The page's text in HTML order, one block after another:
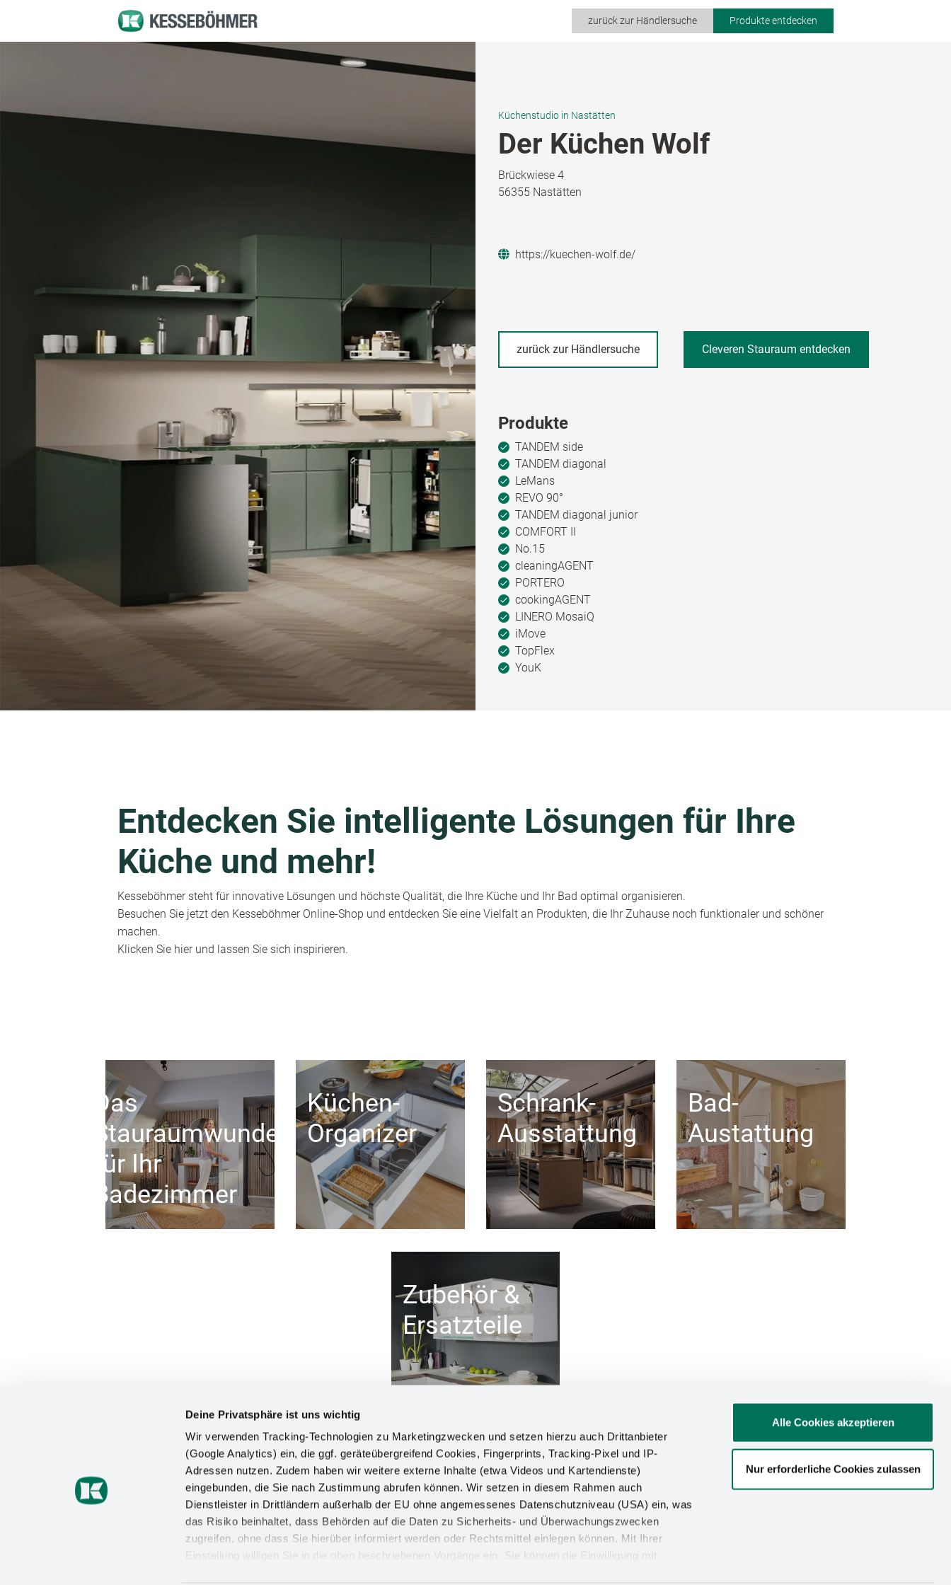
Deine Privatsphäre ist uns wichtig
Wir verwenden Tracking-Technologien zu Marketingzwecken und setzen hierzu auch Drittanbieter
(Google Analytics) ein, die ggf. geräteübergreifend Cookies, Fingerprints, Tracking-Pixel und IP-
Adressen nutzen. Zudem haben wir weitere externe Inhalte (etwa Videos und Kartendienste)
eingebunden, die Sie nach Zustimmung abrufen können. Wir setzen in diesem Rahmen auch
Dienstleister in Drittländern außerhalb der EU ohne angemessenes Datenschutzniveau (USA) ein, was
das Risiko beinhaltet, dass Behörden auf die Daten zu Sicherheits- und Überwachungszwecken
zugreifen, ohne dass Sie hierüber informiert werden oder Rechtsmittel einlegen können. Mit Ihrer
Einstellung willigen Sie in die oben beschriebenen Vorgänge ein. Sie können die Einwilligung mit
Alle Cookies akzeptieren
Nur erforderliche Cookies zulassen
zurück zur Händlersuche Produkte entdecken
Küchenstudio in Nastätten
Der Küchen Wolf
Brückwiese 4
56355 Nastätten
https://kuechen-wolf.de/
zurück zur Händlersuche Cleveren Stauraum entdecken
Produkte
TANDEM side
TANDEM diagonal
LeMans
REVO 90°
TANDEM diagonal junior
COMFORT II
No.15
cleaningAGENT
PORTERO
cookingAGENT
LINERO MosaiQ
iMove
TopFlex
YouK
Entdecken Sie intelligente Lösungen für Ihre
Küche und mehr!
Kesseböhmer steht für innovative Lösungen und höchste Qualität, die Ihre Küche und Ihr Bad optimal organisieren.
Besuchen Sie jetzt den Kesseböhmer Online-Shop und entdecken Sie eine Vielfalt an Produkten, die Ihr Zuhause noch funktionaler und schöner
machen.
Klicken Sie hier und lassen Sie sich inspirieren.
Das
Stauraumwunder
für Ihr
Badezimmer
Küchen-
Organizer
Schrank-
Ausstattung
Bad-
Austattung
Zubehör &
Ersatzteile
Kesseböhmer Holding KG
Mindener Straße 208
49152 Bad Essen
INFORMATIONEN
Impressum
Datenschutz